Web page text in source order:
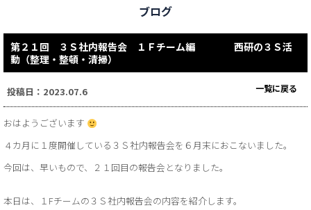
ブログ
第２１回 ３Ｓ社内報告会 １Ｆチーム編 西研の３Ｓ活
動（整理・整頓・清掃）
投稿日：2023.07.6 一覧に戻る
おはようございます
４カ月に１度開催している３Ｓ社内報告会を６月末におこないました。
今回は、早いもので、２１回目の報告会となりました。
本日は、１Fチームの３Ｓ社内報告会の内容を紹介します。